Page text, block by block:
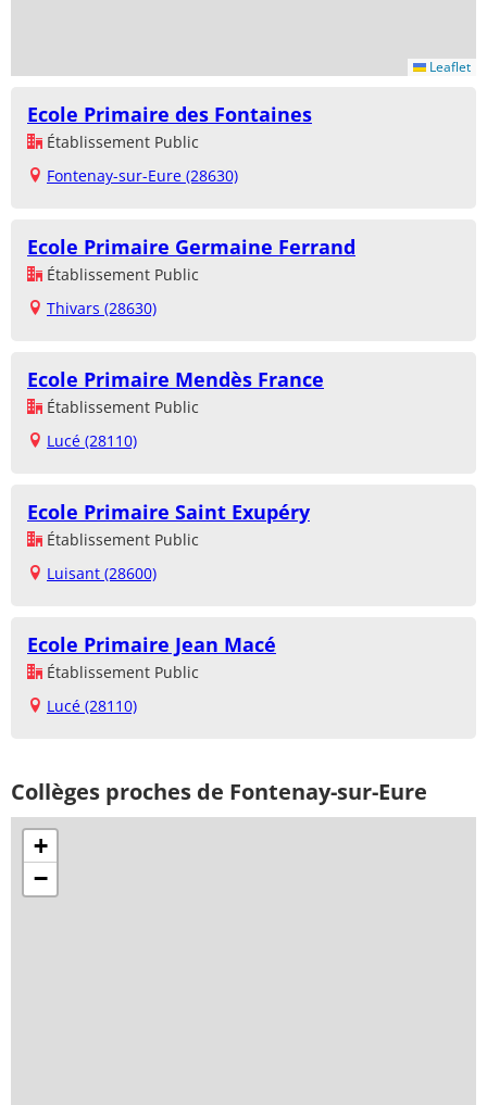
Leaflet
Ecole Primaire des Fontaines
Établissement Public
Fontenay-sur-Eure (28630)
Ecole Primaire Germaine Ferrand
Établissement Public
Thivars (28630)
Ecole Primaire Mendès France
Établissement Public
Lucé (28110)
Ecole Primaire Saint Exupéry
Établissement Public
Luisant (28600)
Ecole Primaire Jean Macé
Établissement Public
Lucé (28110)
Collèges proches de Fontenay-sur-Eure
+
−